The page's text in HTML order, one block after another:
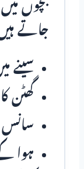
بچوں
جاتے
سینے
گھٹن
ہوا